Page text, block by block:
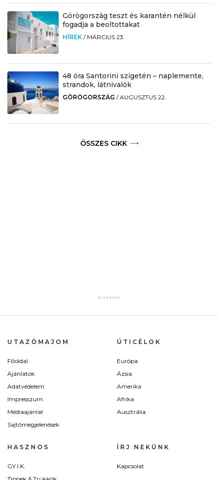
Görögország teszt és karantén nélkül
fogadja a beoltottakat
HÍREK / MÁRCIUS 23.
48 óra Santorini szigetén – naplemente,
strandok, látnivalók
GÖRÖGORSZÁG /AUGUSZTUS 22.
ÖSSZES CIKK
UTAZÓMAJOM
Főoldal
Ajánlatok
Adatvédelem
Impresszum
Médiaajánlat
Sajtómegjelenések
ÚTICÉLOK
Európa
Ázsia
Amerika
Afrika
Ausztrália
HASZNOS
GY.I.K.
ÍRJ NEKÜNK
Kapcsolat